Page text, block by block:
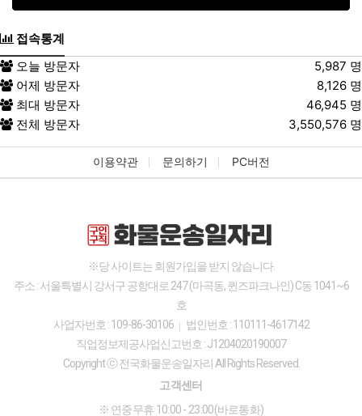
접속통계
오늘 방문자
5,987 명
어제 방문자
8,126 명
최대 방문자
46,945 명
전체 방문자
3,550,576 명
이용약관 문의하기 PC버전
※당 사이트는 회원가입을 받지 않습니다.
주소 : 서울특별시 강서구 공항대로 247 (마곡동, 퀸즈파크나인) C동 1041~6
호
사업자번호 : 109-86-30106
법인번호 : 110111-4617142
직업정보제공사업신고번호 : J1204020190007
Copyright ⓒ 전국화물운송일자리 All Rights Reserved.
고객센터
※ 연중무휴 10:00 - 23:00(바로통화)